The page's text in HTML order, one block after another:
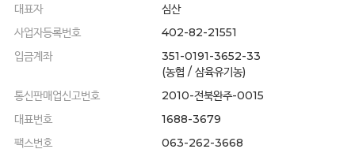
대표자
심산
사업자등록번호
402-82-21551
입금계좌
351-0191-3652-33
(농협 / 삼육유기농)
통신판매업신고번호
2010-전북완주-0015
대표번호
1688-3679
팩스번호
063-262-3668